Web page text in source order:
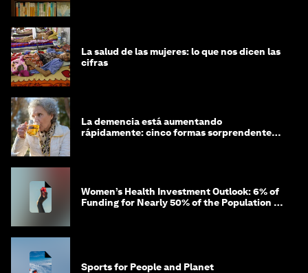
La salud de las mujeres: lo que nos dicen las
cifras
La demencia está aumentando
rápidamente: cinco formas sorprendentes
Women’s Health Investment Outlook: 6% of
Funding for Nearly 50% of the Population –
Sports for People and Planet